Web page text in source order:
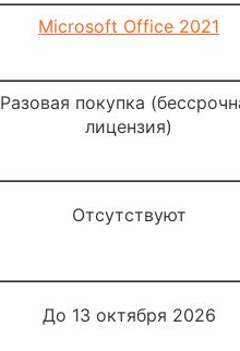
Microsoft Office 2021
Разовая покупка
лицензия)
Отсутствуют
До 13 октября 2026